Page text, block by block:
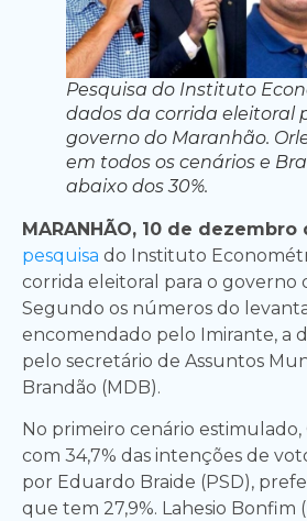
Pesquisa do Instituto
dados da corrida eleitoral
governo do Maranhão.
em todos os cenários e
abaixo dos 30%.
MARANHÃO, 10 de dezembro
pesquisa do Instituto
corrida eleitoral para o governo
Segundo os números do
encomendado pelo Imirante, a
pelo secretário de Assuntos
Brandão (MDB).
No primeiro cenário estimulado,
com 34,7% das intenções de
por Eduardo Braide (PSD),
que tem 27,9%. Lahesio Bonfim